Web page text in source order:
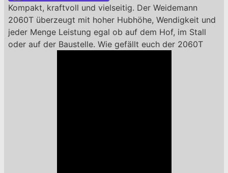
Kompakt, kraftvoll und vielseitig. Der Weidemann
2060T überzeugt mit hoher Hubhöhe, Wendigkeit und
jeder Menge Leistung egal ob auf dem Hof, im Stall
oder auf der Baustelle. Wie gefällt euch der 2060T